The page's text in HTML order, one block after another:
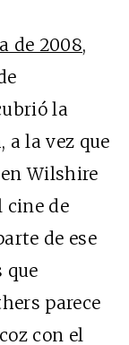
de 2008,
la
a la vez que
Wilshire
cine de
de ese
que
parece
con el